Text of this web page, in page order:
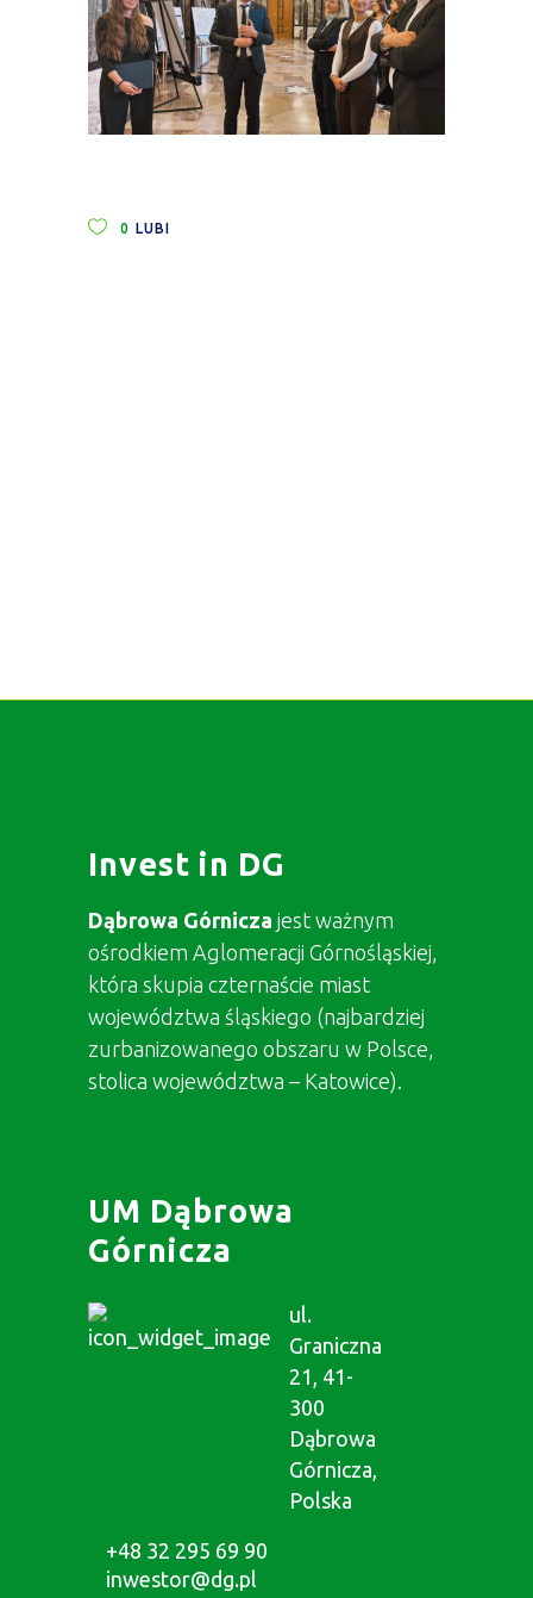
0 LUBI
Invest in DG
Dąbrowa Górnicza jest ważnym
ośrodkiem Aglomeracji Górnośląskiej,
która skupia czternaście miast
województwa śląskiego (najbardziej
zurbanizowanego obszaru w Polsce,
stolica województwa – Katowice).
UM Dąbrowa
Górnicza
ul.
Graniczna
21, 41-
300
Dąbrowa
Górnicza,
Polska
+48 32 295 69 90
inwestor@dg.pl